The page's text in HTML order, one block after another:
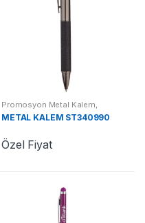
Promosyon Metal Kalem,
Promosyon Kalemler
METAL KALEM ST340990
Özel Fiyat